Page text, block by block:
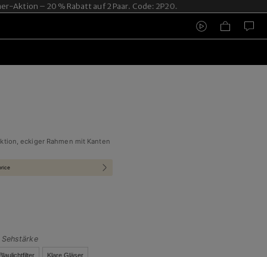
– 20 % Rabatt auf 2 Paar. Code: 2P20.
eckiger Rahmen mit Kanten
Klare Gläser